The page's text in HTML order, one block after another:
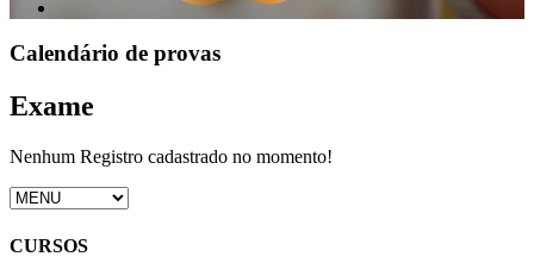
Calendário de provas
Exame
Nenhum Registro cadastrado no momento!
CURSOS